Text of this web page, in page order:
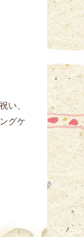
い、
グケ